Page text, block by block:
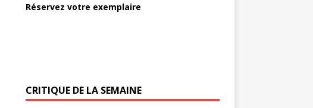
Réservez votre exemplaire
CRITIQUE DE LA SEMAINE